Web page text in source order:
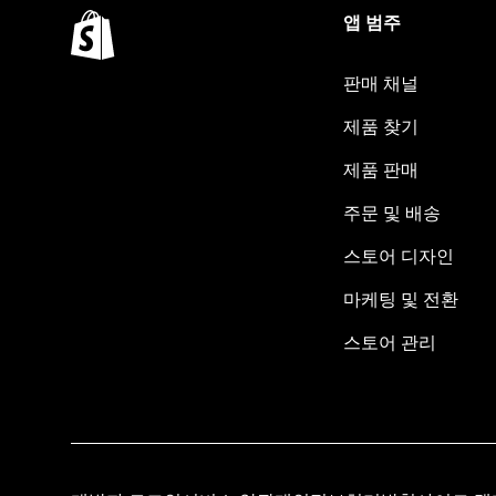
앱 범주
판매 채널
제품 찾기
제품 판매
주문 및 배송
스토어 디자인
마케팅 및 전환
스토어 관리